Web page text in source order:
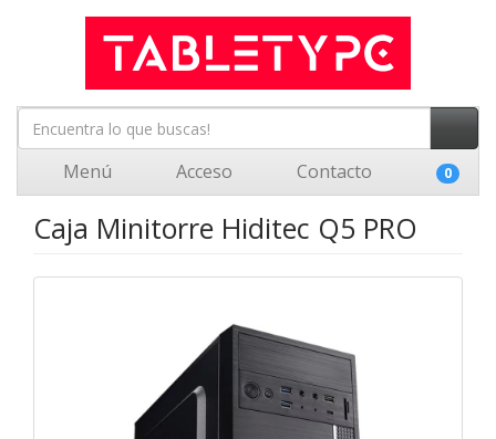
Menú Acceso Contacto 0
Caja Minitorre Hiditec Q5 PRO